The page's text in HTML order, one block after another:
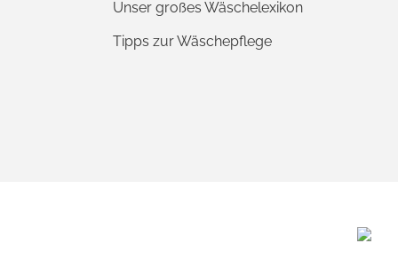
Unser großes Wäschelexikon
Tipps zur Wäschepflege